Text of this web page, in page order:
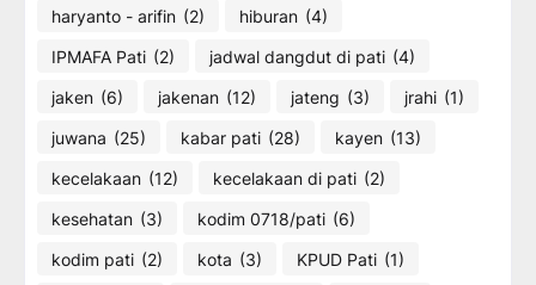
haryanto - arifin (2) hiburan (4)
IPMAFA Pati (2) jadwal dangdut di pati (4)
jaken (6) jakenan (12) jateng (3) jrahi (1)
juwana (25) kabar pati (28) kayen (13)
kecelakaan (12) kecelakaan di pati (2)
kesehatan (3) kodim 0718/pati (6)
kodim pati (2) kota (3) KPUD Pati (1)